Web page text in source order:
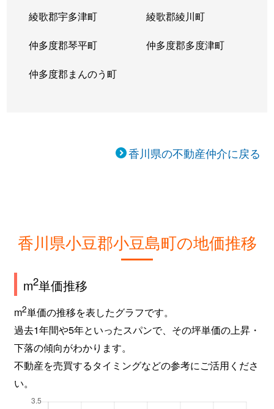
綾歌郡宇多津町 綾歌郡綾川町
仲多度郡琴平町 仲多度郡多度津町
仲多度郡まんのう町
香川県の不動産仲介に戻る
香川県小豆郡小豆島町の地価推移
m2単価推移
m2単価の推移を表したグラフです。
過去1年間や5年といったスパンで、その坪単価の上昇・
下落の傾向がわかります。
不動産を売買するタイミングなどの参考にご活用くださ
い。